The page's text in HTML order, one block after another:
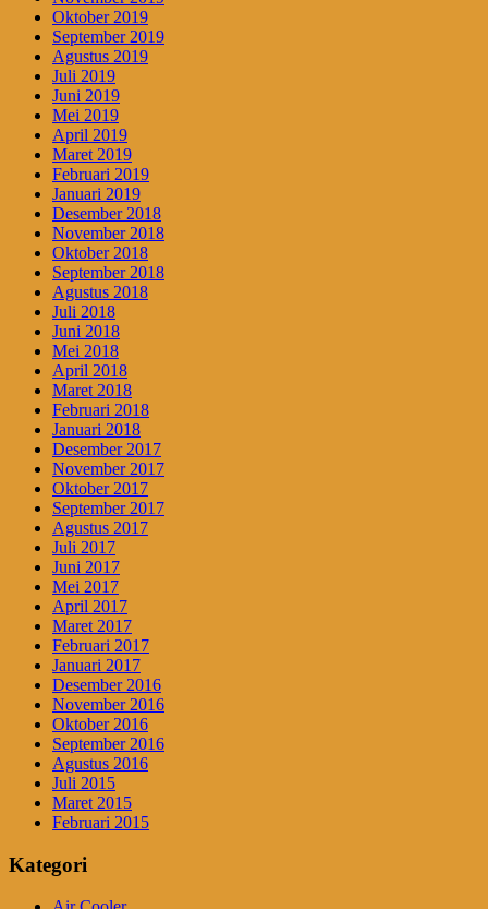
Oktober 2019
September 2019
Agustus 2019
Juli 2019
Juni 2019
Mei 2019
April 2019
Maret 2019
Februari 2019
Januari 2019
Desember 2018
November 2018
Oktober 2018
September 2018
Agustus 2018
Juli 2018
Juni 2018
Mei 2018
April 2018
Maret 2018
Februari 2018
Januari 2018
Desember 2017
November 2017
Oktober 2017
September 2017
Agustus 2017
Juli 2017
Juni 2017
Mei 2017
April 2017
Maret 2017
Februari 2017
Januari 2017
Desember 2016
November 2016
Oktober 2016
September 2016
Agustus 2016
Juli 2015
Maret 2015
Februari 2015
Kategori